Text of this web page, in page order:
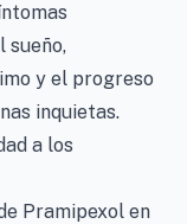
sueño,
y el progreso
inquietas.
a los
Pramipexol en